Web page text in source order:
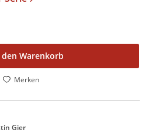
den Warenkorb
Merken
Gier